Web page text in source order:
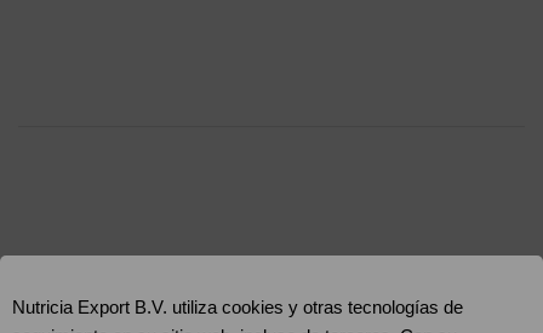
Nutricia Export B.V. utiliza cookies y otras tecnologías de